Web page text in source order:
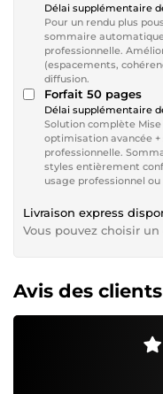
Délai supplémentaire
Pour un rendu plus
sommaire
professionnelle.
(espacements,
diffusion.
Forfait 50 pages
Délai supplémentaire
Solution complète
optimisation avancée
professionnelle.
styles entièrement
usage professionnel
Livraison express
Vous pouvez choisir
Avis des clients